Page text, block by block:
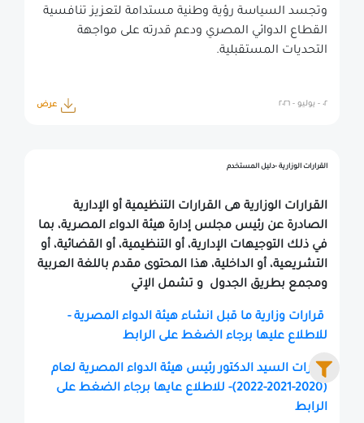
وتجسد السياسة رؤية وطنية مستدامة لتعزيز تنافسية
القطاع الدوائي المصري ودعم قدرته على مواجهة
التحديات المستقبلية.
٠٢ - يوليو - ٢٠٢٦ عرض
القرارات الوزارية -دليل المستخدم
القرارات الوزارية هى القرارات التنظيمية أو الإدارية
الصادرة عن رئيس مجلس إدارة هيئة الدواء المصرية، بما
في ذلك التوجيهات الإدارية، أو التنظيمية، أو القضائية، أو
التشريعية، أو الداخلية، هذا المحتوى مقدم باللغة العربية
ومجمع بطريق الجدول و تشمل الإتي
قرارات وزارية ما قبل انشاء هيئة الدواء المصرية -
للاطلاع عليها برجاء الضغط على الرابط
قرارات السيد الدكتور رئيس هيئة الدواء المصرية لعام
(2020-2021-2022)- للاطلاع عايها برجاء الضغط على
الرابط